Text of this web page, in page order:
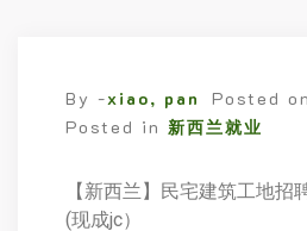
By -xiao, pan Posted on
Posted in 新西兰就业
【新西兰】民宅建筑工地招
(现成jc）